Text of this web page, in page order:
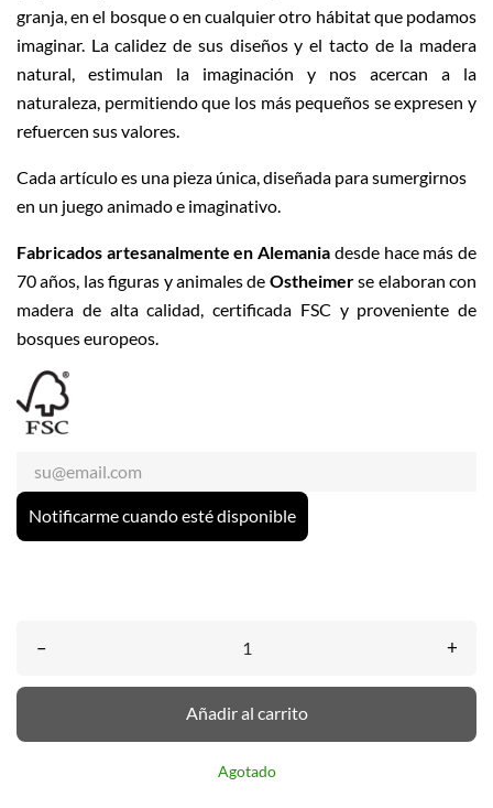
granja, en el bosque o en cualquier otro hábitat que podamos
imaginar. La calidez de sus diseños y el tacto de la madera
natural, estimulan la imaginación y nos acercan a la
naturaleza, permitiendo que los más pequeños se expresen y
refuercen sus valores.
Cada artículo es una pieza única, diseñada para sumergirnos
en un juego animado e imaginativo.
Fabricados artesanalmente en Alemania desde hace más de
70 años, las figuras y animales de Ostheimerse elaboran con
madera de alta calidad, certificada FSC y proveniente de
bosques europeos.
Notificarme cuando esté disponible
– +
Añadir al carrito
Agotado